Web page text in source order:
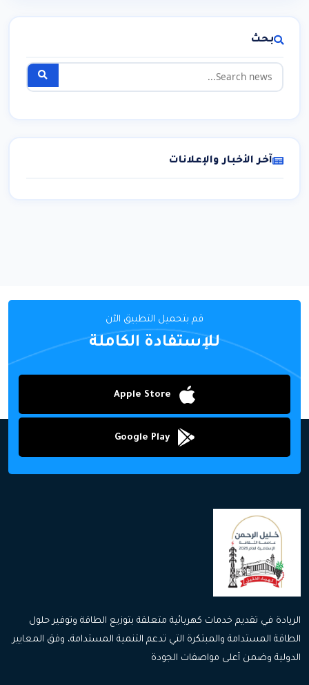
بحث
آخر الأخبار والإعلانات
قم بتحميل التطبيق الآن
للإستفادة الكاملة
Apple Store
Google Play
الريادة في تقديم خدمات كهربائية متعلقة بتوزيع الطاقة وتوفير حلول
الطاقة المستدامة والمبتكرة التي تدعم التنمية المستدامة، وفق المعايير
الدولية وضمن أعلى مواصفات الجودة